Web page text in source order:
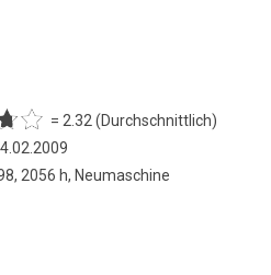
= 2.32 (Durchschnittlich)
2056 h, Neumaschine